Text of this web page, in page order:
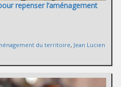
repenser l’aménagement
du territoire, Jean Lucien